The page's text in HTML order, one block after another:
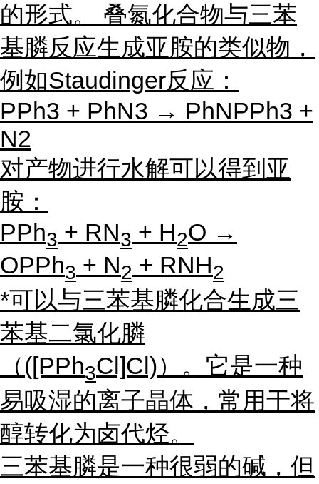
的形式。 叠氮化合物与三苯
基膦反应生成亚胺的类似物，
例如Staudinger反应：
PPh3 + PhN3 → PhNPPh3 +
N2
对产物进行水解可以得到亚
胺：
PPh3 + RN3 + H2O →
OPPh3 + N2 + RNH2
*可以与三苯基膦化合生成三
苯基二氯化膦
（([PPh3Cl]Cl)）。它是一种
易吸湿的离子晶体，常用于将
醇转化为卤代烃。
三苯基膦是一种很弱的碱，但